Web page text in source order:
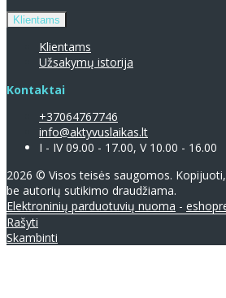
Klientams
Klientams
Užsakymų istorija
Kontaktai
+37064767746
info@aktyvuslaikas.lt
I - IV 09.00 - 17.00, V 10.00 - 16.00
2026 © Visos teisės saugomos.
be autorių sutikimo draudžiama.
Elektroninių parduotuvių nuoma -
Rašyti
Skambinti